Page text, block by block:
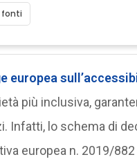
fonti
europea
più inclusiva,
Infatti, lo schema di
europea n. 2019/